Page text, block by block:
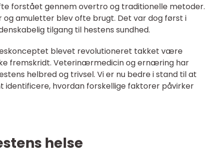
forstået gennem overtro og traditionelle metoder.
amuletter blev ofte brugt. Det var dog først i
tilgang til hestens sundhed.
blevet revolutioneret takket være
fremskridt. Veterinærmedicin og ernæring har
helbred og trivsel. Vi er nu bedre i stand til at
identificere, hvordan forskellige faktorer påvirker
helse